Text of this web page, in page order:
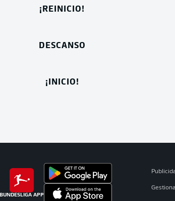
¡REINICIO!
DESCANSO
¡INICIO!
BUNDESLIGA APP